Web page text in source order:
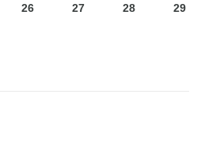
26 27 28
29